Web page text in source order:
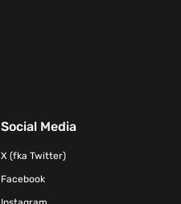
Social Media
X (fka Twitter)
Facebook